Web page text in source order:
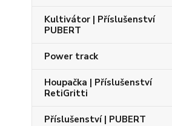
Kultivátor | Příslušenství
PUBERT
Power track
Houpačka | Příslušenství
RetiGritti
Příslušenství | PUBERT